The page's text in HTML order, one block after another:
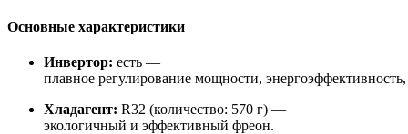
Основные характеристики
Инвертор: есть —
плавное регулирование мощности, энергоэффективность,
Хладагент: R32 (количество: 570 г) —
экологичный и эффективный фреон.